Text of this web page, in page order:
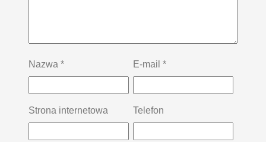
Nazwa * E-mail *
Strona internetowa Telefon